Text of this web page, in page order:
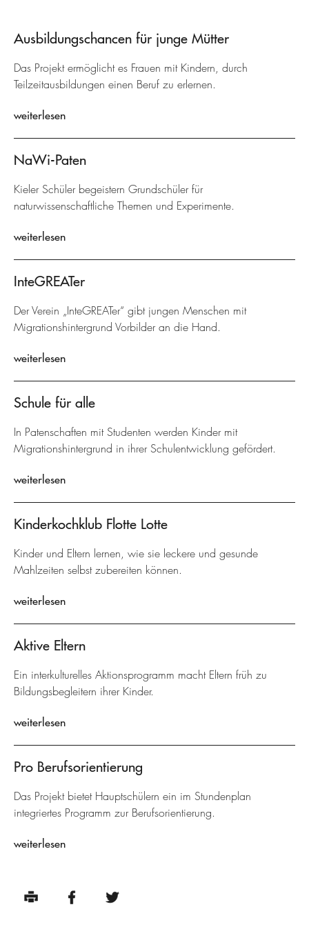
Ausbildungschancen für junge Mütter
Das Projekt ermöglicht es Frauen mit Kindern, durch
Teilzeitausbildungen einen Beruf zu erlernen.
weiterlesen
NaWi-Paten
Kieler Schüler begeistern Grundschüler für
naturwissenschaftliche Themen und Experimente.
weiterlesen
InteGREATer
Der Verein „InteGREATer“ gibt jungen Menschen mit
Migrationshintergrund Vorbilder an die Hand.
weiterlesen
Schule für alle
In Patenschaften mit Studenten werden Kinder mit
Migrationshintergrund in ihrer Schulentwicklung gefördert.
weiterlesen
Kinderkochklub Flotte Lotte
Kinder und Eltern lernen, wie sie leckere und gesunde
Mahlzeiten selbst zubereiten können.
weiterlesen
Aktive Eltern
Ein interkulturelles Aktionsprogramm macht Eltern früh zu
Bildungsbegleitern ihrer Kinder.
weiterlesen
Pro Berufsorientierung
Das Projekt bietet Hauptschülern ein im Stundenplan
integriertes Programm zur Berufsorientierung.
weiterlesen